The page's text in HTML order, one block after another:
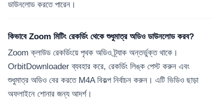
ডাউনলোড করতে পারেন।
কিভাবে Zoom মিটিং রেকর্ডিং থেকে শুধুমাত্র অডিও ডাউনলোড করব?
Zoom ক্লাউড রেকর্ডিংয়ে পৃথক অডিও ট্র্যাক অন্তর্ভুক্ত থাকে।
OrbitDownloader ব্যবহার করে, রেকর্ডিং লিঙ্ক পেস্ট করুন এবং
শুধুমাত্র অডিও বের করতে M4A বিকল্প নির্বাচন করুন। এটি ভিডিও ছাড়া
অফলাইনে শোনার জন্য আদর্শ।